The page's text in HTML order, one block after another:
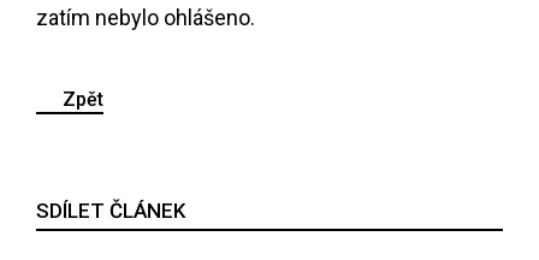
zatím nebylo ohlášeno.
Zpět
SDÍLET ČLÁNEK